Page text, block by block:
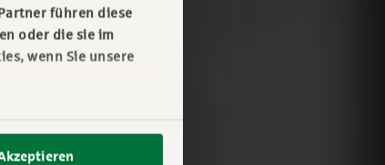
führen diese
oder die sie im
wenn Sie unsere